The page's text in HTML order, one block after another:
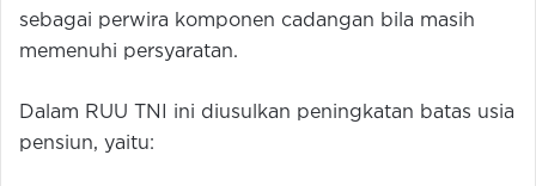
sebagai perwira komponen cadangan bila masih
memenuhi persyaratan.
Dalam RUU TNI ini diusulkan peningkatan batas usia
pensiun, yaitu: